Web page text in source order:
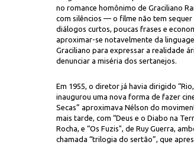
no romance homônimo de Graciliano
com silêncios — o filme não tem
diálogos curtos, poucas frases e
aproximar-se notavelmente da
Graciliano para expressar a realidade
denunciar a miséria dos sertanejos.
Em 1955, o diretor já havia dirigido
inaugurou uma nova forma de fazer
Secas” aproximava Nélson do
mais tarde, com “Deus e o Diabo na
Rocha, e “Os Fuzis", de Ruy Guerra,
chamada “trilogia do sertão”, que
Ribeiro) e Baleia vagueiamna aridez do sertão,